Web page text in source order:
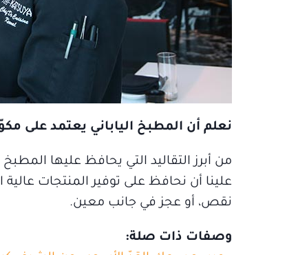
نعلم أن المطبخ الياباني يعتمد على
من أبرز التقاليد التي يحافظ عليها
علينا أن نحافظ على توفير المنتجات
نقص، أو عجز في جانب معين.
وصفات ذات صلة: